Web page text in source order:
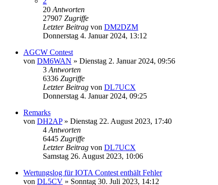
20 Antworten
27907 Zugriffe
Letzter Beitrag von DM2DZM
Donnerstag 4. Januar 2024, 13:12
AGCW Contest
von DM6WAN » Dienstag 2. Januar 2024, 09:56
3 Antworten
6336 Zugriffe
Letzter Beitrag von DL7UCX
Donnerstag 4. Januar 2024, 09:25
Remarks
von DH2AP» Dienstag 22. August 2023, 17:40
4 Antworten
6445 Zugriffe
Letzter Beitrag von DL7UCX
Samstag 26. August 2023, 10:06
Wertungslog für IOTA Contest enthält Fehler
von DL5CV » Sonntag 30. Juli 2023, 14:12